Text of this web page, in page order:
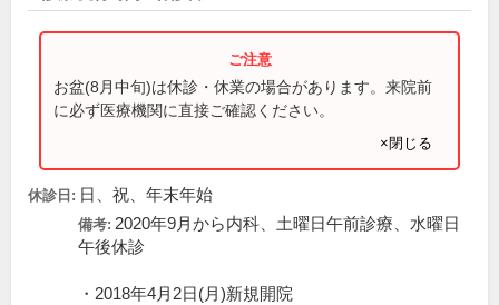
お盆(8月中旬)は休診・休業の場合があります。来院前
に必ず医療機関に直接ご確認ください。
×閉じる
休診日: 日、祝、年末年始
備考: 2020年9月から内科、土曜日午前診療、水曜日
午後休診
・2018年4月2日(月)新規開院